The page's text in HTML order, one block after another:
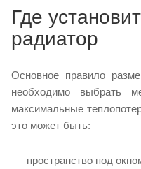
Где
радиатор
Основное правило
необходимо выбрать
максимальные
это может быть:
пространство под